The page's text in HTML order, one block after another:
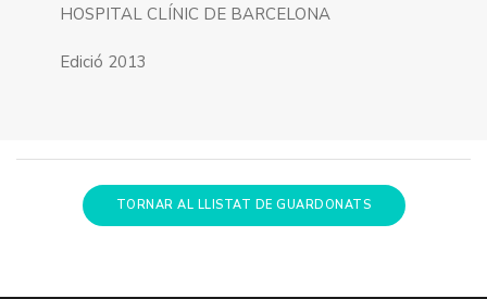
HOSPITAL CLÍNIC DE BARCELONA
Edició 2013
TORNAR AL LLISTAT DE GUARDONATS